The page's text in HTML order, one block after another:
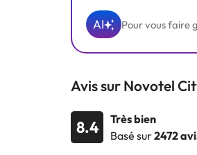
AI Pour vous faire
Avis sur Novotel
8.4
Très bien
Basé sur2472